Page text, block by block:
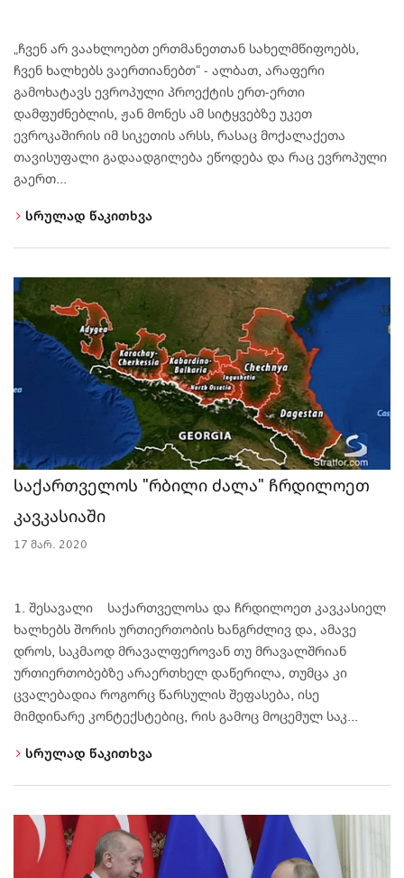
„ჩვენ არ ვაახლოებთ ერთმანეთთან სახელმწიფოებს,
ჩვენ ხალხებს ვაერთიანებთ“ - ალბათ, არაფერი
გამოხატავს ევროპული პროექტის ერთ-ერთი
დამფუძნებლის, ჟან მონეს ამ სიტყვებზე უკეთ
ევროკაშირის იმ სიკეთის არსს, რასაც მოქალაქეთა
თავისუფალი გადაადგილება ეწოდება და რაც ევროპული
გაერთ...
სრულად წაკითხვა
საქართველოს "რბილი ძალა" ჩრდილოეთ
კავკასიაში
17 მარ. 2020
1. შესავალი საქართველოსა და ჩრდილოეთ კავკასიელ
ხალხებს შორის ურთიერთობის ხანგრძლივ და, ამავე
დროს, საკმაოდ მრავალფეროვან თუ მრავალშრიან
ურთიერთობებზე არაერთხელ დაწერილა, თუმცა კი
ცვალებადია როგორც წარსულის შეფასება, ისე
მიმდინარე კონტექსტებიც, რის გამოც მოცემულ საკ...
სრულად წაკითხვა